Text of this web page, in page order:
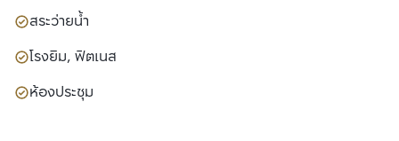
สระว่ายน้ำ
โรงยิม, ฟิตเนส
ห้องประชุม